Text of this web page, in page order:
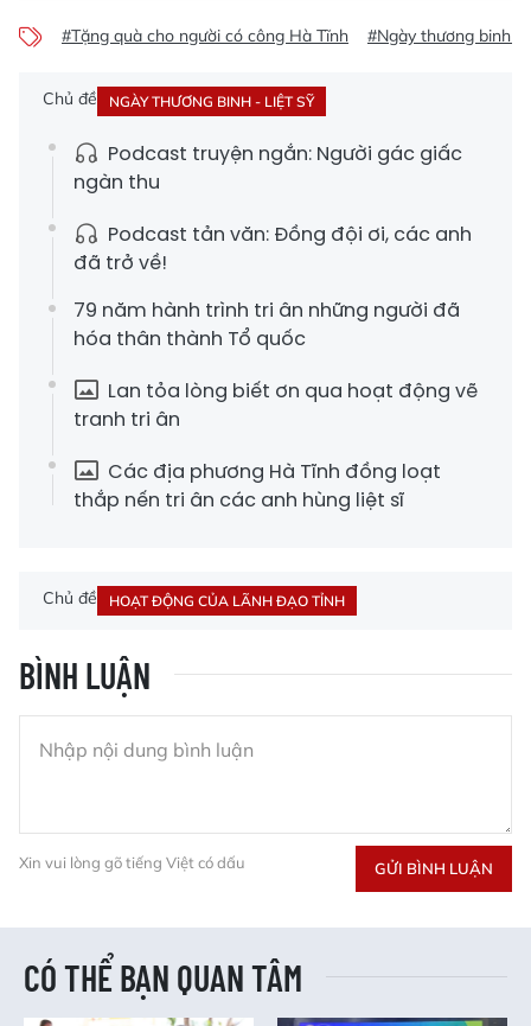
#Tặng quà cho người có công Hà Tĩnh #Ngày thương binh
Chủ đề NGÀY THƯƠNG BINH - LIỆT SỸ
Podcast truyện ngắn: Người gác giấc
ngàn thu
Podcast tản văn: Đồng đội ơi, các anh
đã trở về!
79 năm hành trình tri ân những người đã
hóa thân thành Tổ quốc
Lan tỏa lòng biết ơn qua hoạt động vẽ
tranh tri ân
Các địa phương Hà Tĩnh đồng loạt
thắp nến tri ân các anh hùng liệt sĩ
Chủ đề HOẠT ĐỘNG CỦA LÃNH ĐẠO TỈNH
BÌNH LUẬN
Xin vui lòng gõ tiếng Việt có dấu GỬI BÌNH LUẬN
CÓ THỂ BẠN QUAN TÂM